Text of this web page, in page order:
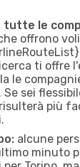
tutte le
offrono
ti offre
le
sei
più
alcune
minuto